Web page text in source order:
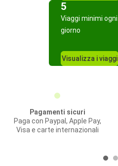
5
Viaggi minimi ogni
giorno
Visualizza i viaggi
Pagamenti sicuri
Paga con Paypal, Apple Pay,
Visa e carte internazionali